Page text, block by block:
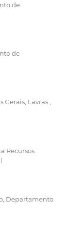
de
de
Lavras ,
Recursos
Departamento